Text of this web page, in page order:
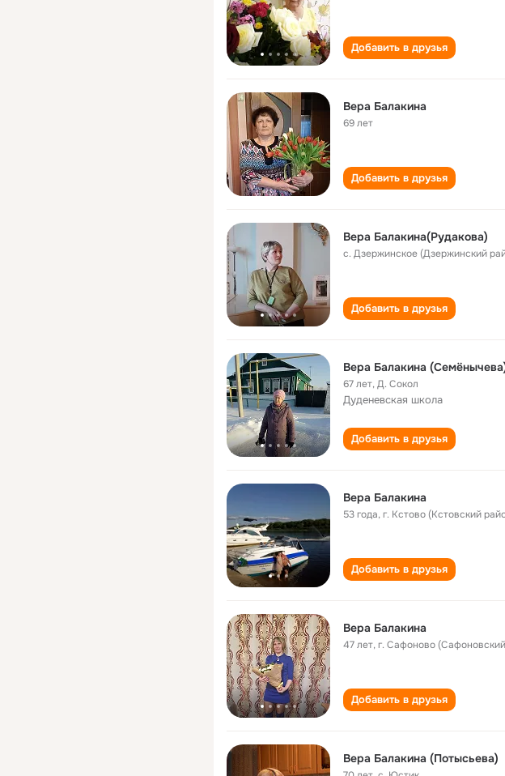
Добавить в друзья
Вера Балакина
69 лет
Добавить в друзья
Вера Балакина(Рудакова)
с. Дзержинское (Дзержинский
Добавить в друзья
Вера Балакина
67 лет,Д. Сокол
Дуденевская школа
Добавить в друзья
Вера Балакина
53 года,г. Кстово (Кстовский
Добавить в друзья
Вера Балакина
47 лет,г. Сафоново
Добавить в друзья
Вера Балакина (Потысьева)